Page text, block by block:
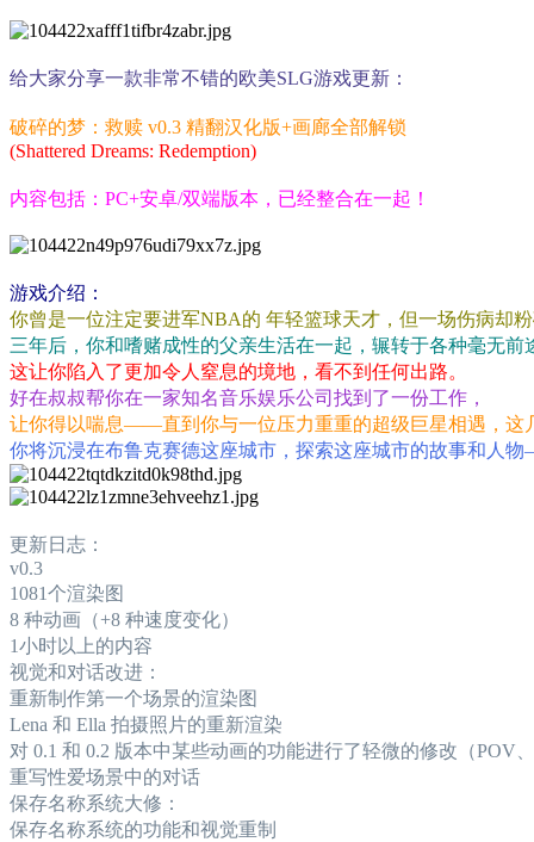
给大家分享一款非常不错的欧美SLG游戏更新：
破碎的梦：救赎 v0.3 精翻汉化版+画廊全部解锁
(Shattered Dreams: Redemption)
内容包括：PC+安卓/双端版本，已经整合在一起！
游戏介绍：
你曾是一位注定要进军NBA的 年轻篮球天才，但一场伤病却
三年后，你和嗜赌成性的父亲生活在一起，辗转于各种毫无前
这让你陷入了更加令人窒息的境地，看不到任何出路。
好在叔叔帮你在一家知名音乐娱乐公司找到了一份工作，
让你得以喘息——直到你与一位压力重重的超级巨星相遇，这
你将沉浸在布鲁克赛德这座城市，探索这座城市的故事和人
更新日志：
v0.3
1081个渲染图
8 种动画（+8 种速度变化）
1小时以上的内容
视觉和对话改进：
重新制作第一个场景的渲染图
Lena 和 Ella 拍摄照片的重新渲染
对 0.1 和 0.2 版本中某些动画的功能进行了轻微的修改（POV
重写性爱场景中的对话
保存名称系统大修：
保存名称系统的功能和视觉重制